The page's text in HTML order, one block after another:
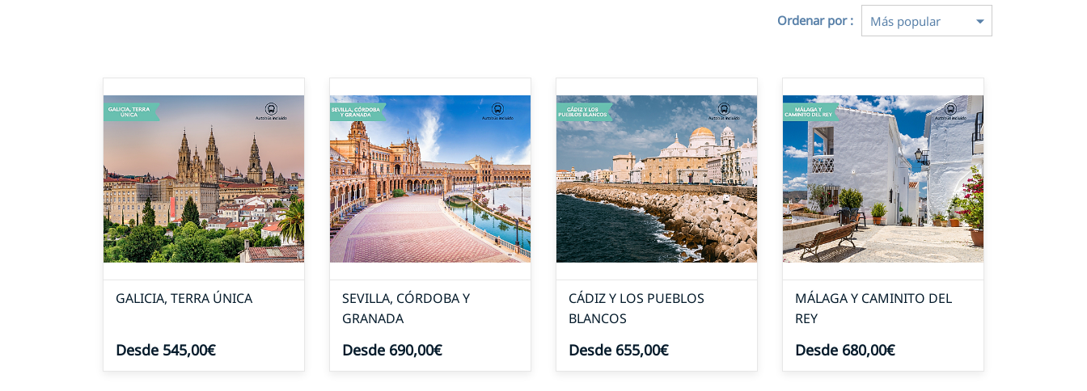
Ordenar por :
GALICIA, TERRA ÚNICA
Desde 545,00€
SEVILLA, CÓRDOBA Y
GRANADA
Desde 690,00€
CÁDIZ Y LOS PUEBLOS
BLANCOS
Desde 655,00€
MÁLAGA Y CAMINITO DEL
REY
Desde 680,00€